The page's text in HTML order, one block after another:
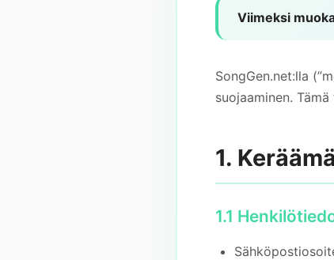
Viimeksi
SongGen.net:lla
suojaaminen.
1.
1.1